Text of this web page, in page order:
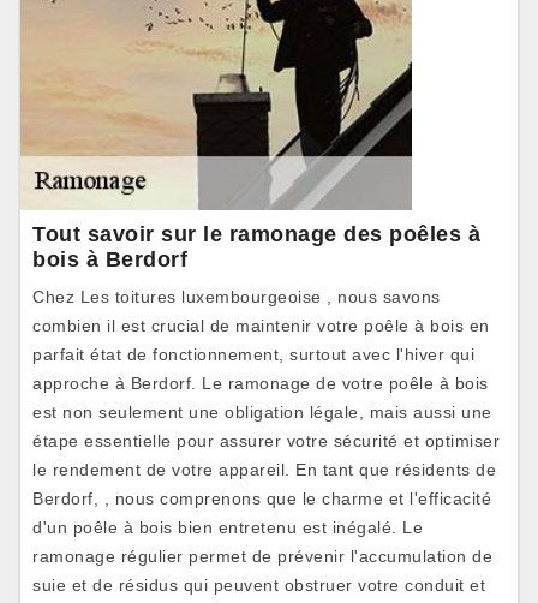
Tout savoir sur le ramonage des poêles à
bois à Berdorf
Chez Les toitures luxembourgeoise , nous savons
combien il est crucial de maintenir votre poêle à bois en
parfait état de fonctionnement, surtout avec l'hiver qui
approche à Berdorf. Le ramonage de votre poêle à bois
est non seulement une obligation légale, mais aussi une
étape essentielle pour assurer votre sécurité et optimiser
le rendement de votre appareil. En tant que résidents de
Berdorf, , nous comprenons que le charme et l'efficacité
d'un poêle à bois bien entretenu est inégalé. Le
ramonage régulier permet de prévenir l'accumulation de
suie et de résidus qui peuvent obstruer votre conduit et